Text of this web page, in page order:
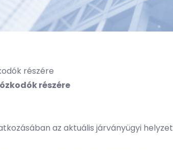
részére
részére
az aktuális járványügyi